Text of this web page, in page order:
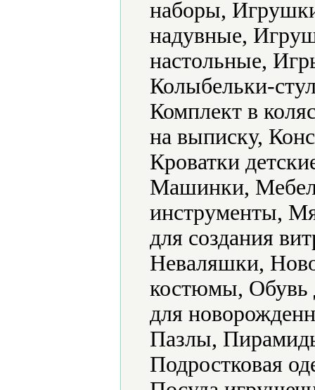
наборы,
надувные,
настольные,
Колыбельки-
Комплект в
на выписку,
Кроватки
Машинки,
инструменты,
для создания
Неваляшки,
костюмы, Обувь
для
Пазлы,
Подростковая